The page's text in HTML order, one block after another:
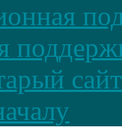
сайт